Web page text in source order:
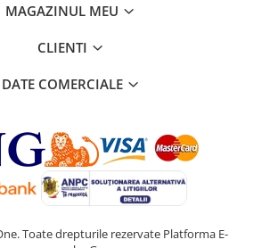
MAGAZINUL MEU
CLIENTI
DATE COMERCIALE
Toate drepturile rezervate Platforma E-